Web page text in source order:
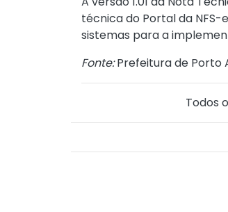
técnica do Portal da
sistemas para a
Fonte:Prefeitura de Porto
Todos